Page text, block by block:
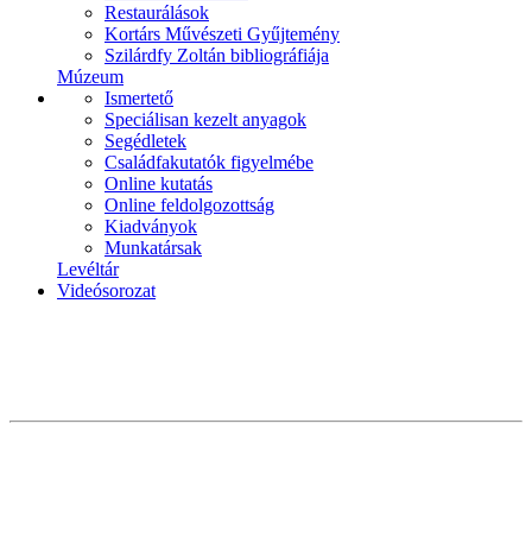
Restaurálások
Kortárs Művészeti Gyűjtemény
Szilárdfy Zoltán bibliográfiája
Múzeum
Ismertető
Speciálisan kezelt anyagok
Segédletek
Családfakutatók figyelmébe
Online kutatás
Online feldolgozottság
Kiadványok
Munkatársak
Levéltár
Videósorozat